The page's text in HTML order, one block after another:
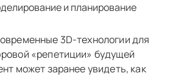
и планирование
3D-технологии для
«репетиции» будущей
может заранее увидеть, как